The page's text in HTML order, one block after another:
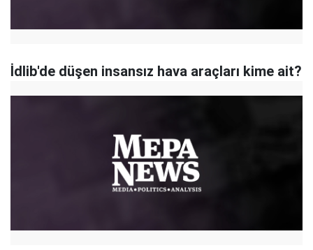
İdlib'de düşen insansız hava araçları kime ait?